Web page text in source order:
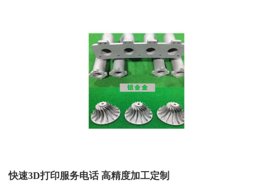
快速3D打印服务电话 高精度加工定制